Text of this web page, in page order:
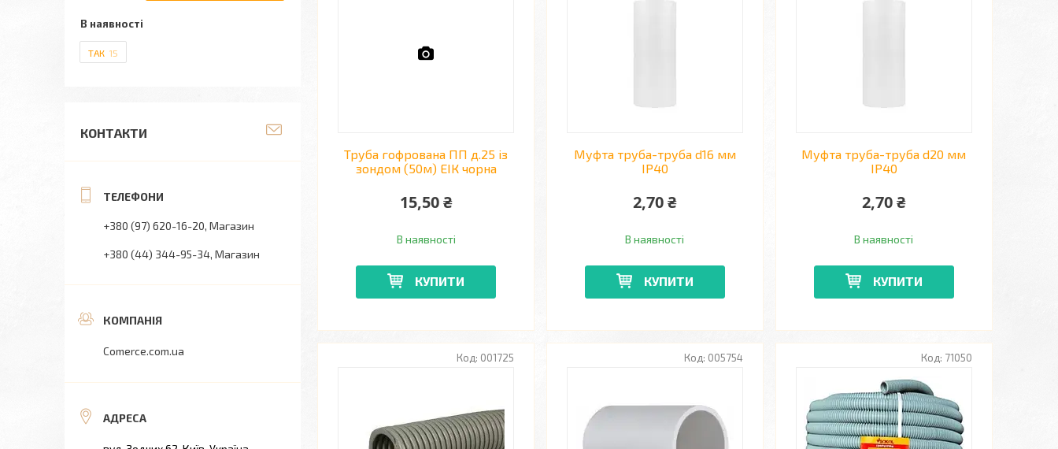
Труба гофрована ПП д.25 із
зондом (50м) ЕІК чорна
15,50 ₴
В наявності
КУПИТИ
Муфта труба-труба d16 мм
IP40
2,70 ₴
В наявності
КУПИТИ
Муфта труба-труба d20 мм
IP40
2,70 ₴
В наявності
КУПИТИ
001725 005754 71050
В наявності
ТАК 15
КОНТАКТИ
+380 (97) 620-16-20 Магазин
+380 (44) 344-95-34 Магазин
Comerce.com.ua